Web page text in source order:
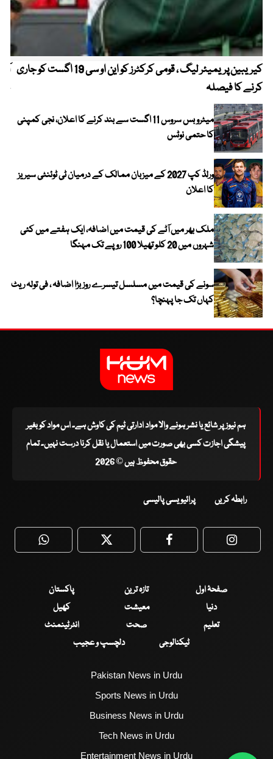
کیریبین پریمیئر لیگ ، قومی کرکٹرز کو این او سی 19 اگست کو جاری
کرنے کا فیصلہ
میٹرو بس سروس 11 اگست سے بند کرنے کا اعلان، نجی کمپنی
کا حتمی نوٹس
ورلڈ کپ 2027 کے میزبان ممالک کے درمیان ٹی ٹوئنٹی سیریز
کا اعلان
ملک بھر میں آٹے کی قیمت میں اضافہ، ایک ہفتے میں کئی
شہروں میں 20 کلو تھیلا 100 روپے تک مہنگا
سونے کی قیمت میں مسلسل تیسرے روز بڑا اضافہ ، فی تولہ ریٹ
کہاں تک جا پہنچا؟
ہم نیوز پر شائع یا نشر ہونے والا مواد ادارتی ٹیم کی کاوش ہے۔ اس مواد کو بغیر
پیشگی اجازت کسی بھی صورت میں استعمال یا نقل کرنا درست نہیں۔ تمام
حقوق محفوظ ہیں © 2026
رابطہ کریں پرائیویسی پالیسی
WhatsApp Twitter Facebook
صفحۂ اول تازہ ترین
پاکستان
دنیا
معیشت
کھیل
تعلیم
صحت
انٹرٹینمنٹ
ٹیکنالوجی
دلچسپ و عجیب
Pakistan News in Urdu
Sports News in Urdu
Business News in Urdu
Tech News in Urdu
Entertainment News in Urdu